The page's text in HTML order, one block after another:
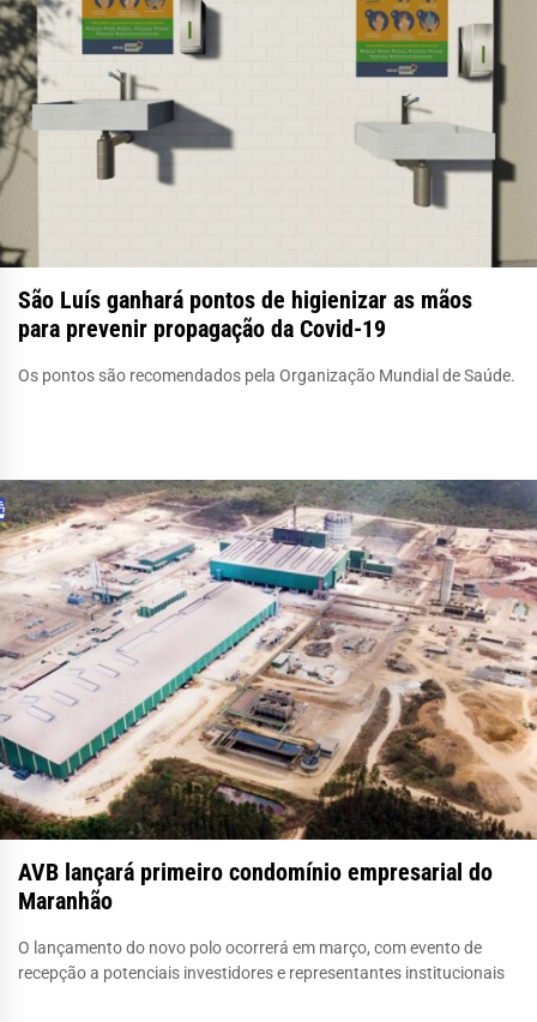
São Luís ganhará pontos de higienizar as mãos
para prevenir propagação da Covid-19
Os pontos são recomendados pela Organização Mundial de Saúde.
AVB lançará primeiro condomínio empresarial do
Maranhão
O lançamento do novo polo ocorrerá em março, com evento de
recepção a potenciais investidores e representantes institucionais